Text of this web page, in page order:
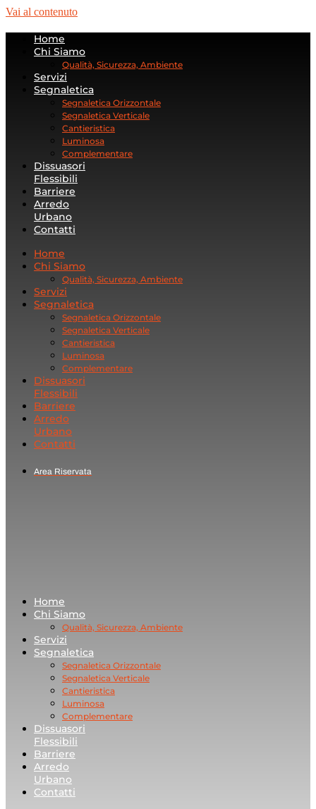
Vai al contenuto
Home
Chi Siamo
Qualità, Sicurezza, Ambiente
Servizi
Segnaletica
Segnaletica Orizzontale
Segnaletica Verticale
Cantieristica
Luminosa
Complementare
Dissuasori
Flessibili
Barriere
Arredo
Urbano
Contatti
Home
Chi Siamo
Qualità, Sicurezza, Ambiente
Servizi
Segnaletica
Segnaletica Orizzontale
Segnaletica Verticale
Cantieristica
Luminosa
Complementare
Dissuasori
Flessibili
Barriere
Arredo
Urbano
Contatti
Area Riservata
Home
Chi Siamo
Qualità, Sicurezza, Ambiente
Servizi
Segnaletica
Segnaletica Orizzontale
Segnaletica Verticale
Cantieristica
Luminosa
Complementare
Dissuasori
Flessibili
Barriere
Arredo
Urbano
Contatti